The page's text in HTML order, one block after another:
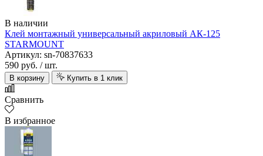
В наличии
Клей монтажный универсальный акриловый АК-125
STARMOUNT
Артикул: sn-70837633
590 руб. / шт.
В корзину Купить в 1 клик
Сравнить
В избранное